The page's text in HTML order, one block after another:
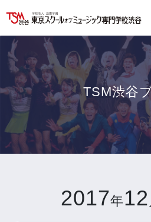
学科・専攻 資料請求
TSM渋谷
2017年12